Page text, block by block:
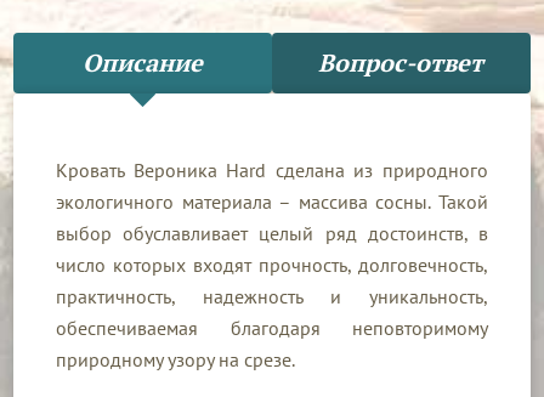
Описание Вопрос-ответ
Кровать Вероника Hard сделана из природного
экологичного материала – массива сосны. Такой
выбор обуславливает целый ряд достоинств, в
число которых входят прочность, долговечность,
практичность, надежность и уникальность,
обеспечиваемая благодаря неповторимому
природному узору на срезе.